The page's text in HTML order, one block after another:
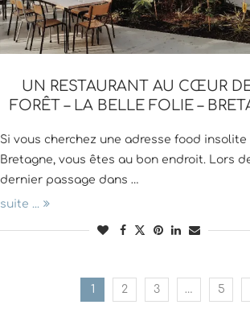
UN RESTAURANT AU CŒUR
FORÊT – LA BELLE FOLIE –
Si vous cherchez une adresse food insolite
Bretagne, vous êtes au bon endroit. Lors
dernier passage dans …
suite ...
1 2 3 … 5